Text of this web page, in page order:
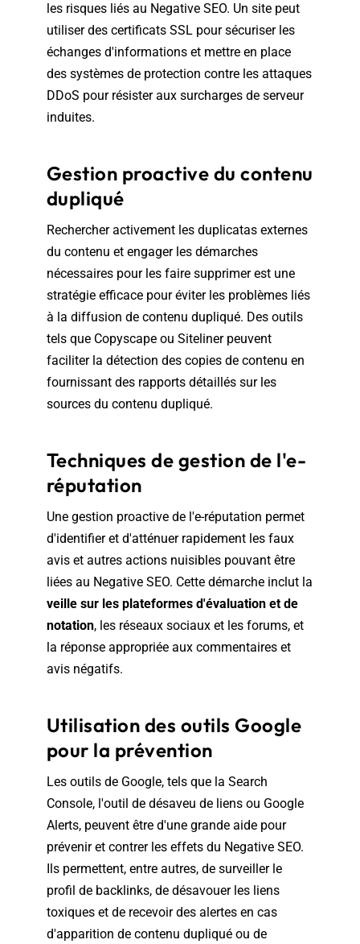
les risques liés au Negative SEO. Un site peut
utiliser des certificats SSL pour sécuriser les
échanges d'informations et mettre en place
des systèmes de protection contre les attaques
DDoS pour résister aux surcharges de serveur
induites.
Gestion proactive du contenu
dupliqué
Rechercher activement les duplicatas externes
du contenu et engager les démarches
nécessaires pour les faire supprimer est une
stratégie efficace pour éviter les problèmes liés
à la diffusion de contenu dupliqué. Des outils
tels que Copyscape ou Siteliner peuvent
faciliter la détection des copies de contenu en
fournissant des rapports détaillés sur les
sources du contenu dupliqué.
Techniques de gestion de l'e-
réputation
Une gestion proactive de l'e-réputation permet
d'identifier et d'atténuer rapidement les faux
avis et autres actions nuisibles pouvant être
liées au Negative SEO. Cette démarche inclut la
veille sur les plateformes d'évaluation et de
notation, les réseaux sociaux et les forums, et
la réponse appropriée aux commentaires et
avis négatifs.
Utilisation des outils Google
pour la prévention
Les outils de Google, tels que la Search
Console, l'outil de désaveu de liens ou Google
Alerts, peuvent être d'une grande aide pour
prévenir et contrer les effets du Negative SEO.
Ils permettent, entre autres, de surveiller le
profil de backlinks, de désavouer les liens
toxiques et de recevoir des alertes en cas
d'apparition de contenu dupliqué ou de